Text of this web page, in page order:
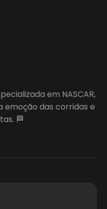
em NASCAR,
das corridas e
🏁